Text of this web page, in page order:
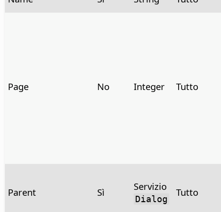
Page No Integer Tutto
Parent Sì Servizio
Dialog
Tutto